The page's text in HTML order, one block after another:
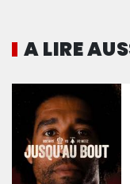
A LIRE